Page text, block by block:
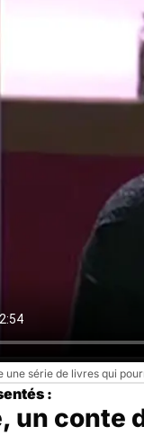
une série de livres qui
:
un conte